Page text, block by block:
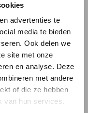
advertenties te
media te bieden
Ook delen we
site met onze
en analyse. Deze
met andere
of die ze hebben
van hun services.
in een
te laten
een
waarbij